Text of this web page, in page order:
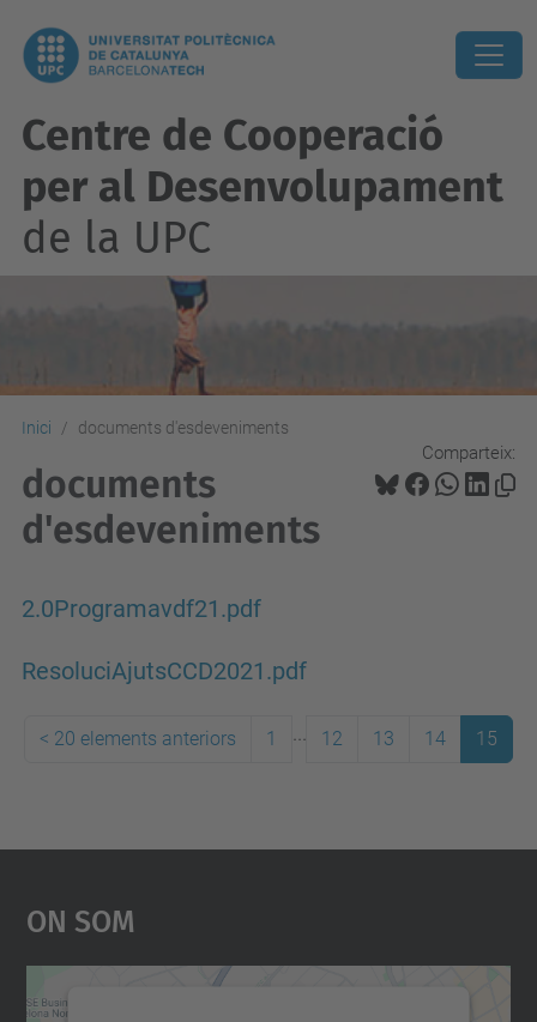
Centre de Cooperació
per al Desenvolupament
de la UPC
Inici documents d'esdeveniments
Comparteix:
documents
d'esdeveniments
2.0Programavdf21.pdf
ResoluciAjutsCCD2021.pdf
< 20 elements anteriors 1 12 13 14 15
On Som